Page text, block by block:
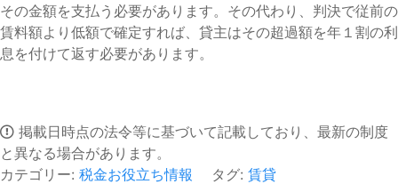
その金額を支払う必要があります。その代わり、判決で従前の
賃料額より低額で確定すれば、貸主はその超過額を年１割の利
息を付けて返す必要があります。
掲載日時点の法令等に基づいて記載しており、最新の制度
と異なる場合があります。
カテゴリー: 税金お役立ち情報 タグ: 賃貸